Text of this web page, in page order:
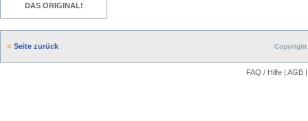
DAS ORIGINAL!
Seite zurück
FAQ / Hilfe | AGB